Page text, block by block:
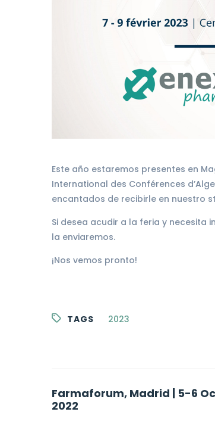
Este año estaremos presentes en
International des Conférences
encantados de recibirle en nuestro
Si desea acudir a la feria y
la enviaremos.
¡Nos vemos pronto!
TAGS 2023
Post
navigation
Farmaforum, Madrid | 5-6
2022